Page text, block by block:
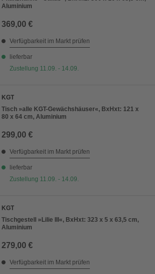
Aluminium
369,00 €
Verfügbarkeit im Markt prüfen
lieferbar
Zustellung 11.09. - 14.09.
KGT
Tisch »alle KGT-Gewächshäuser«, BxHxt: 121 x
80 x 64 cm, Aluminium
299,00 €
Verfügbarkeit im Markt prüfen
lieferbar
Zustellung 11.09. - 14.09.
KGT
Tischgestell »Lilie III«, BxHxt: 323 x 5 x 63,5 cm,
Aluminium
279,00 €
Verfügbarkeit im Markt prüfen